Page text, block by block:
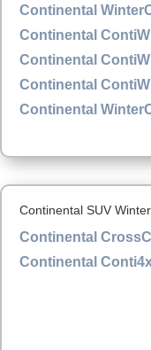
Continental
Continental
Continental
Continental
Continental
Continental SUV
Continental
Continental